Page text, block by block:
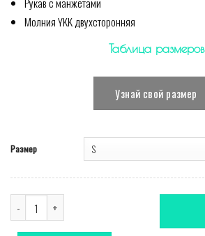
Молния YKK двухсторонняя
Таблица размеров
Узнай свой размер
Размер
Количество Комбинезон Bomber Black